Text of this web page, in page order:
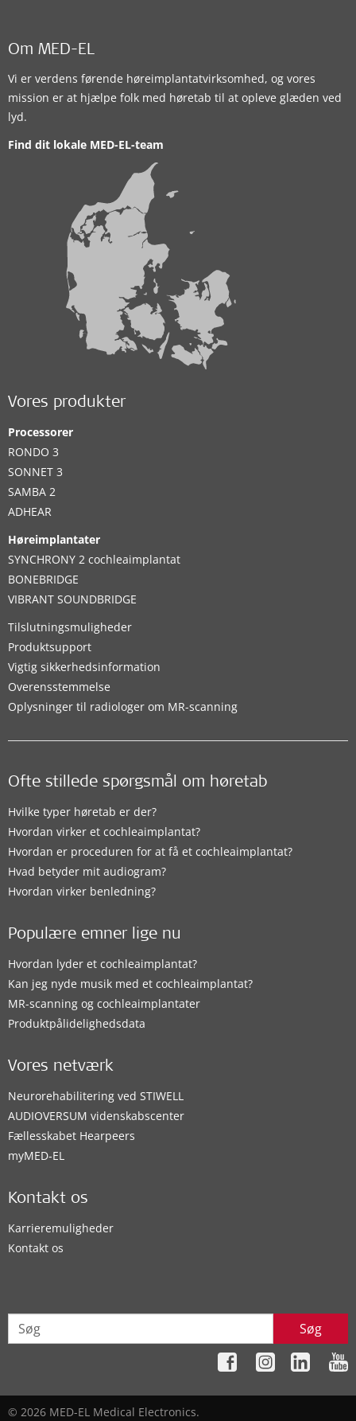
Om MED-EL
Vi er verdens førende høreimplantatvirksomhed, og vores
mission er at hjælpe folk med høretab til at opleve glæden ved
lyd.
Find dit lokale MED-EL-team
Vores produkter
Processorer
RONDO 3
SONNET 3
SAMBA 2
ADHEAR
Høreimplantater
SYNCHRONY 2 cochleaimplantat
BONEBRIDGE
VIBRANT SOUNDBRIDGE
Tilslutningsmuligheder
Produktsupport
Vigtig sikkerhedsinformation
Overensstemmelse
Oplysninger til radiologer om MR-scanning
Ofte stillede spørgsmål om høretab
Hvilke typer høretab er der?
Hvordan virker et cochleaimplantat?
Hvordan er proceduren for at få et cochleaimplantat?
Hvad betyder mit audiogram?
Hvordan virker benledning?
Populære emner lige nu
Hvordan lyder et cochleaimplantat?
Kan jeg nyde musik med et cochleaimplantat?
MR-scanning og cochleaimplantater
Produktpålidelighedsdata
Vores netværk
Neurorehabilitering ved STIWELL
AUDIOVERSUM videnskabscenter
Fællesskabet Hearpeers
myMED‑EL
Kontakt os
Karrieremuligheder
Kontakt os
Søg
© 2026 MED-EL Medical Electronics.